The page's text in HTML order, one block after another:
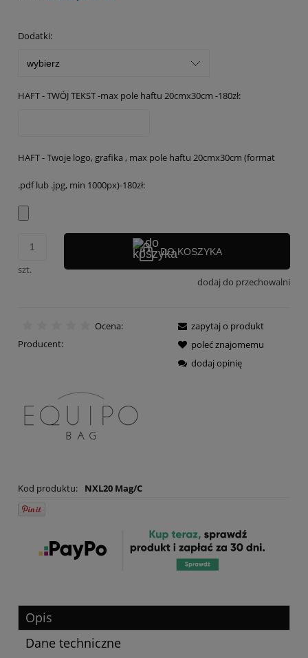
Dodatki:
HAFT - TWÓJ TEKST -max pole haftu 20cmx30cm -180zł:
HAFT - Twoje logo, grafika , max pole haftu 20cmx30cm (format
.pdf lub .jpg, min 1000px)-180zł:
szt.
DO KOSZYKA
dodaj do przechowalni
Ocena:
Producent:
Kod produktu: NXL20 Mag/C
zapytaj o produkt
poleć znajomemu
dodaj opinię
Opis
Dane techniczne